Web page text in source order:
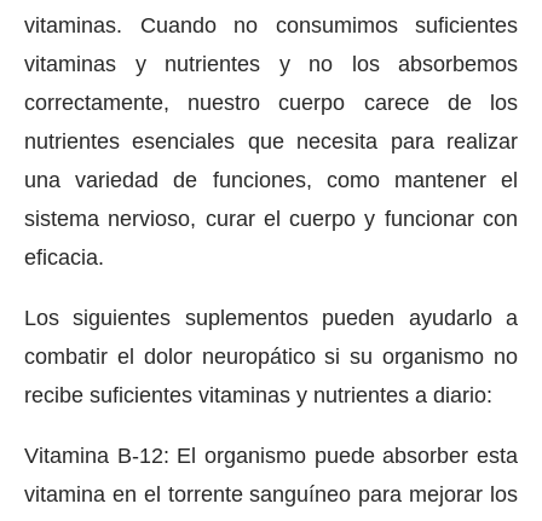
vitaminas. Cuando no consumimos suficientes
vitaminas y nutrientes y no los absorbemos
correctamente, nuestro cuerpo carece de los
nutrientes esenciales que necesita para realizar
una variedad de funciones, como mantener el
sistema nervioso, curar el cuerpo y funcionar con
eficacia.
Los siguientes suplementos pueden ayudarlo a
combatir el dolor neuropático si su organismo no
recibe suficientes vitaminas y nutrientes a diario:
Vitamina B-12: El organismo puede absorber esta
vitamina en el torrente sanguíneo para mejorar los